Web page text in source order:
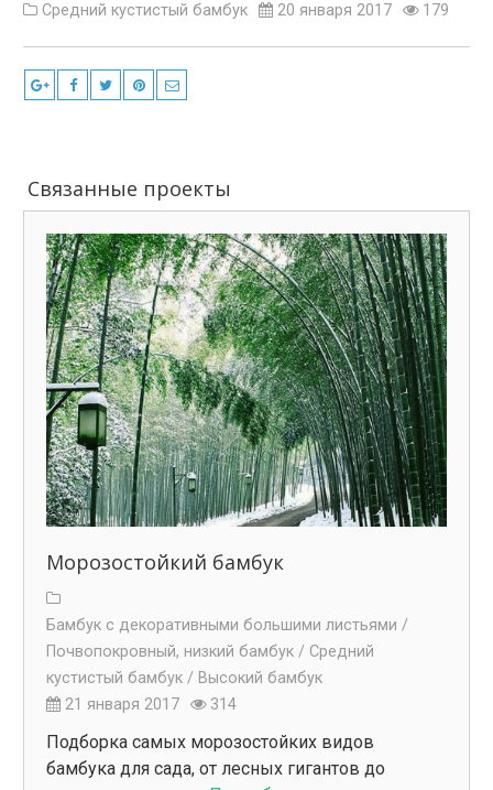
Средний кустистый бамбук 20 января 2017 179
Связанные проекты
Морозостойкий бамбук
Бамбук с декоративными большими листьями /
Почвопокровный, низкий бамбук / Средний
кустистый бамбук / Высокий бамбук
21 января 2017
314
Подборка самых морозостойких видов
бамбука для сада, от лесных гигантов до